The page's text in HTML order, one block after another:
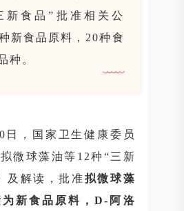
新食品”批准相关公
新食品原料，20种食
种。
日，国家卫生健康委员
微球藻油等12种“三新
及解读，批准拟微球藻
新食品原料，D-阿洛